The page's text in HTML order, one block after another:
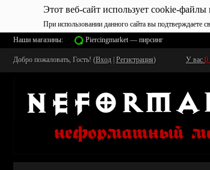
Этот веб-сайт использует cookie-
При использовании данного сайта вы подтверждаете
Наши магазины: Piercingmarket — пирсинг
Добро пожаловать, Гость! (Вход Регистрация) У вас 0